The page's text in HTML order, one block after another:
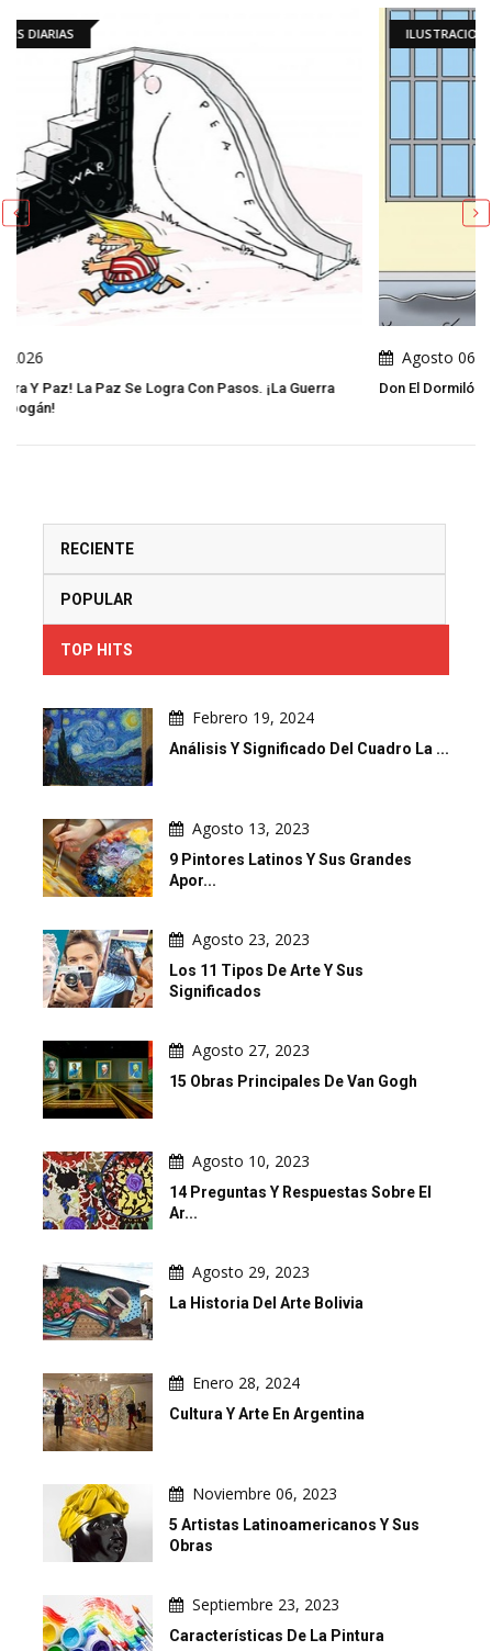
Guerra Don El Dormilón
RECIENTE
POPULAR
TOP HITS
Febrero 19, 2024
Análisis Y Significado Del Cuadro La ...
Agosto 13, 2023
9 Pintores Latinos Y Sus Grandes
Apor...
Agosto 23, 2023
Los 11 Tipos De Arte Y Sus
Significados
Agosto 27, 2023
15 Obras Principales De Van Gogh
Agosto 10, 2023
14 Preguntas Y Respuestas Sobre El
Ar...
Agosto 29, 2023
La Historia Del Arte Bolivia
Enero 28, 2024
Cultura Y Arte En Argentina
Noviembre 06, 2023
5 Artistas Latinoamericanos Y Sus
Obras
Septiembre 23, 2023
Características De La Pintura